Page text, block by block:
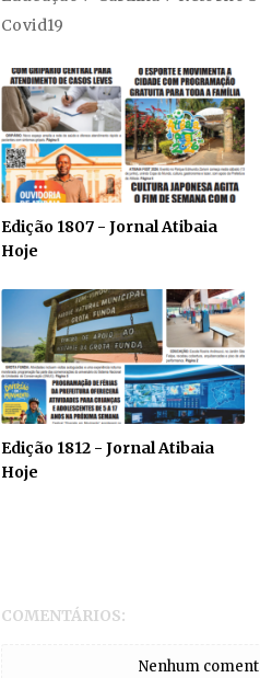
Covid19
Edição 1807 - Jornal Atibaia
Hoje
Edição 1812 - Jornal Atibaia
Hoje
COMENTÁRIOS:
Nenhum